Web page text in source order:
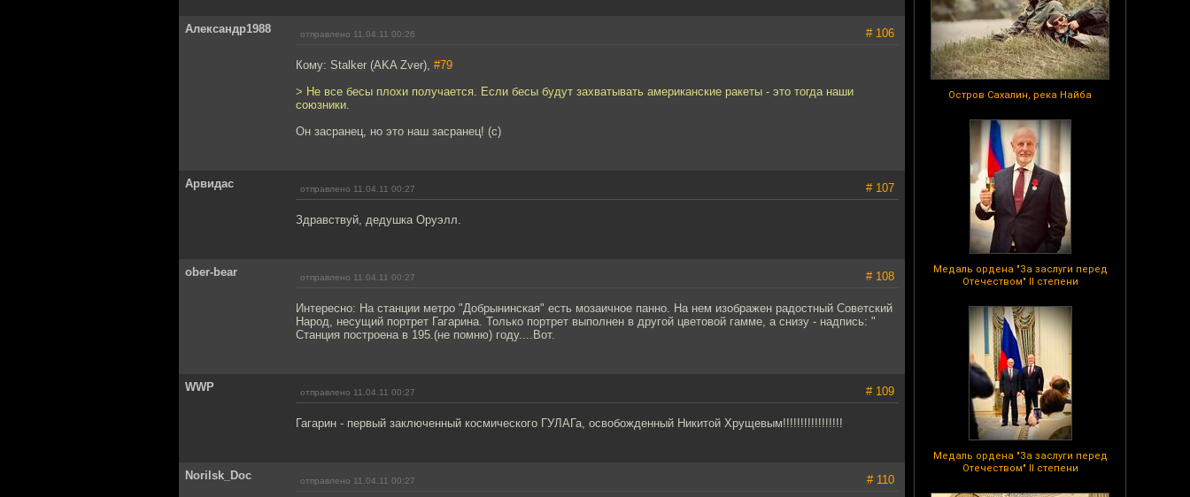
Остров Сахалин, река Найба
Медаль ордена "За заслуги перед
Отечеством" II степени
Медаль ордена "За заслуги перед
Отечеством" II степени
Александр1988 отправлено 11.04.11 00:26 # 106
Кому: Stalker (AKA Zver), #79
> Не все бесы плохи получается. Если бесы будут захватывать американские ракеты - это тогда наши
союзники.
Он засранец, но это наш засранец! (с)
Арвидас отправлено 11.04.11 00:27 # 107
Здравствуй, дедушка Оруэлл.
ober-bear отправлено 11.04.11 00:27 # 108
Интересно: На станции метро "Добрынинская" есть мозаичное панно. На нем изображен радостный Советский
Народ, несущий портрет Гагарина. Только портрет выполнен в другой цветовой гамме, а снизу - надпись: "
Станция построена в 195.(не помню) году....Вот.
WWP отправлено 11.04.11 00:27 # 109
Гагарин - первый заключенный космического ГУЛАГа, освобожденный Никитой Хрущевым!!!!!!!!!!!!!!!!!
Norilsk_Doc отправлено 11.04.11 00:27 # 110